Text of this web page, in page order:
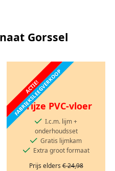
Gorssel
ACTIE!
FABRIEKSLEEGVERKOOP
Grijze PVC-vloer
I.c.m. lijm +
onderhoudsset
Gratis lijmkam
Extra groot formaat
Prijs elders€ 24,98